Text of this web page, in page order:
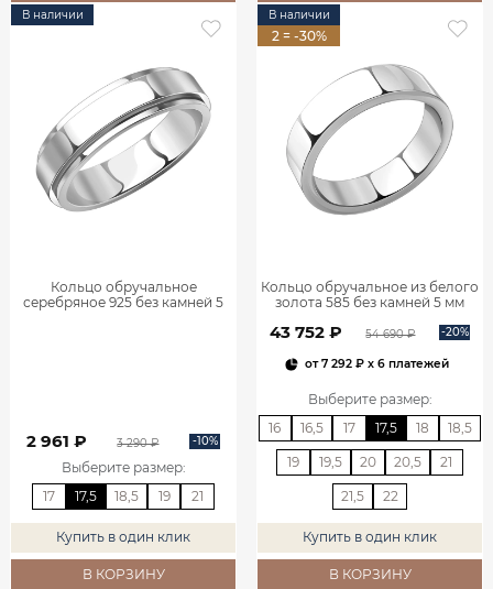
В наличии
Кольцо обручальное
серебряное 925 без камней 5
2 961 ₽ 3 290 ₽ -10%
Выберите размер:
17
17,5 18,5 19 21
Купить в один клик
В КОРЗИНУ
В наличии
2 = -30%
Кольцо обручальное из белого
золота 585 без камней 5 мм
43 752 ₽ 54 690 ₽ -20%
от7 292 ₽x 6 платежей
Выберите размер:
16
16,5 17 17,5 18 18,5
19 19,5 20 20,5 21
21,5 22
Купить в один клик
В КОРЗИНУ